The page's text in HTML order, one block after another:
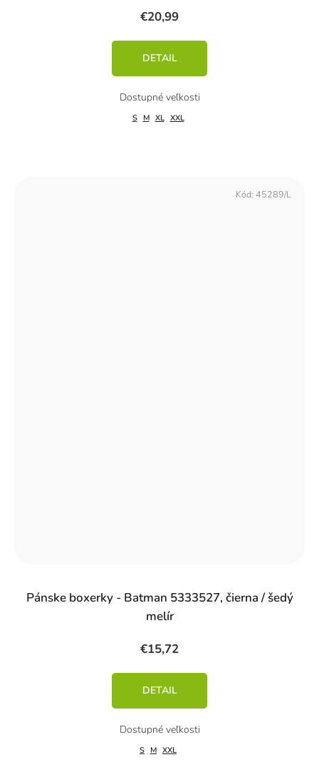
€20,99
DETAIL
S M XL XXL
Pánske boxerky - Batman 5333527, čierna / šedý
melír
€15,72
DETAIL
S M XXL
Kód: 45289/L